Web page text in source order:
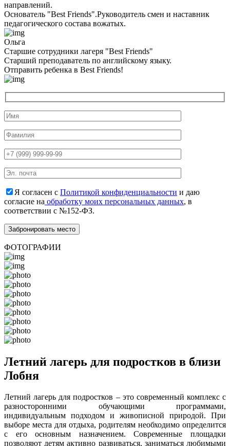
направлений.
Основатель "Best Friends".Руководитель смен и наставник
педагогического состава вожатых.
Ольга
Старшие сотрудники лагеря "Best Friends"
Cтарший преподаватель по английскому языку.
Отправить ребенка в Best Friends!
Я согласен с Политикой конфиденциальности и даю
согласие на обработку моих персональных данных, в
соответствии с №152-ФЗ.
ФОТОГРАФИИ
Летний лагерь для подростков в близи
Лобня
Летний лагерь для подростков – это современный комплекс с
разносторонними обучающими программами,
индивидуальным подходом и живописной природой. При
выборе места для отдыха, родителям необходимо определится
с его основным назначением. Современные площадки
позволяют детям активно развиваться, заниматься любимыми